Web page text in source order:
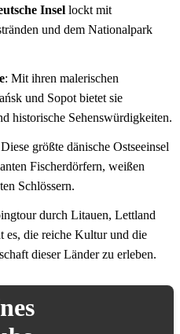
Insel lockt mit
und dem Nationalpark
: Mit ihren malerischen
und Sopot bietet sie
historische Sehenswürdigkeiten.
größte dänische Ostseeinsel
Fischerdörfern, weißen
Schlössern.
durch Litauen, Lettland
es, die reiche Kultur und die
dieser Länder zu erleben.